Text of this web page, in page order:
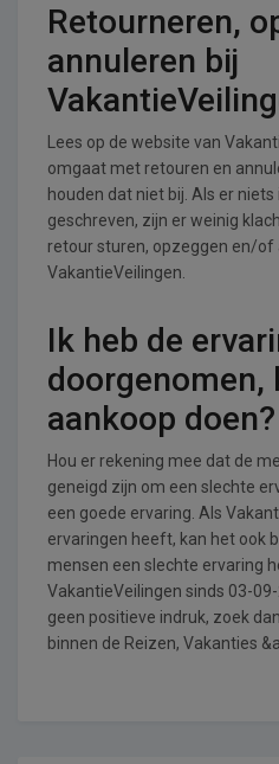
Retourneren,
annuleren bij
Lees op de website van
omgaat met retouren en
houden dat niet bij. Als er
geschreven, zijn er weinig
retour sturen, opzeggen en/of
VakantieVeilingen.
Ik heb de
doorgenomen,
aankoop doen?
Hou er rekening mee dat de
geneigd zijn om een slechte
een goede ervaring. Als
ervaringen heeft, kan het ook
mensen een slechte ervaring
VakantieVeilingen sinds 03-
geen positieve indruk, zoek
binnen de Reizen, Vakanties